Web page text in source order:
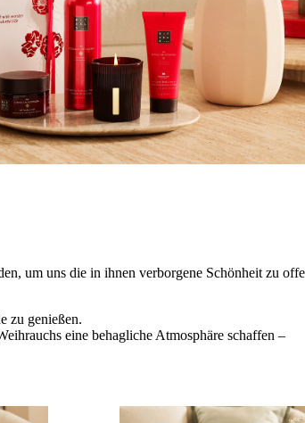
um uns die in ihnen verborgene Schönheit zu
zu genießen.
eine behagliche Atmosphäre schaffen –